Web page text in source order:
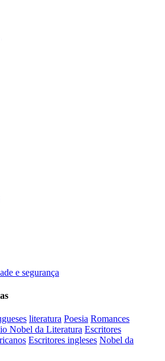
e segurança
literatura Poesia Romances
Nobel da Literatura Escritores
Escritores ingleses Nobel da